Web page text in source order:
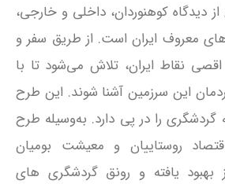
کوهنوردان، داخلی و خارجی،
های معروف ایران است. از طریق سفر و
نقاط ایران، تلاش می‌شود تا با
این سرزمین آشنا شوند. این طرح
را در پی دارد. به‌وسیله طرح
روستاییان و معیشت بومیان
بهبود یافته و رونق گردشگری‌ های